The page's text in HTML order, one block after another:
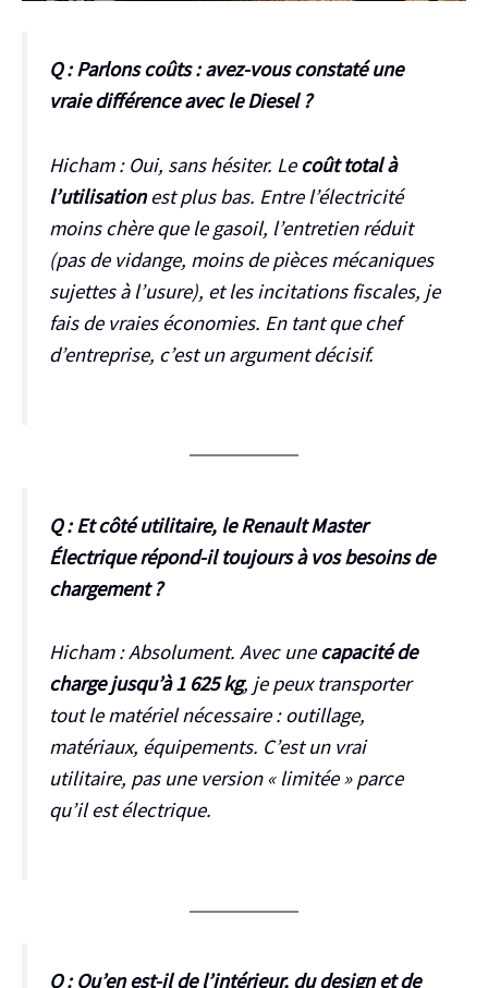
Q : Parlons coûts : avez-vous constaté une
vraie différence avec le Diesel ?
Hicham :Oui, sans hésiter. Lecoût total à
l’utilisationest plus bas. Entre l’électricité
moins chère que le gasoil, l’entretien réduit
(pas de vidange, moins de pièces mécaniques
sujettes à l’usure), et les incitations fiscales, je
fais de vraies économies. En tant que chef
d’entreprise, c’est un argument décisif.
Q : Et côté utilitaire, le Renault Master
Électrique répond-il toujours à vos besoins de
chargement ?
Hicham :Absolument. Avec unecapacité de
charge jusqu’à 1 625 kg, je peux transporter
tout le matériel nécessaire : outillage,
matériaux, équipements. C’est un vrai
utilitaire, pas une version « limitée » parce
qu’il est électrique.
Q : Qu’en est-il de l’intérieur, du design et de